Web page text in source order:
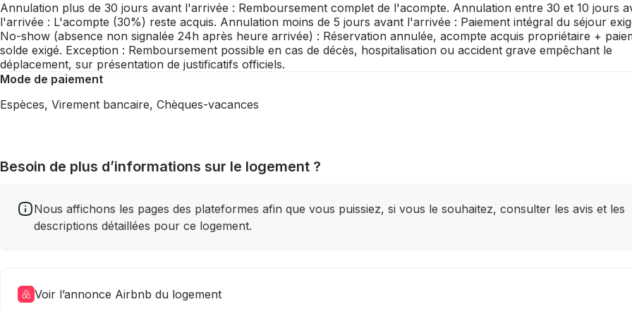
Annulation plus de 30 jours avant l'arrivée : Remboursement complet de l'acompte. Annulation entre 30 et 10 jours
l'arrivée : L'acompte (30%) reste acquis. Annulation moins de 5 jours avant l'arrivée : Paiement intégral du séjour
No-show (absence non signalée 24h après heure arrivée) : Réservation annulée, acompte acquis propriétaire +
solde exigé. Exception : Remboursement possible en cas de décès, hospitalisation ou accident grave empêchant le
déplacement, sur présentation de justificatifs officiels.
Mode de paiement
Espèces, Virement bancaire, Chèques-vacances
Besoin de plus d’informations sur le logement ?
Nous affichons les pages des plateformes afin que vous puissiez, si vous le souhaitez, consulter les avis et les
descriptions détaillées pour ce logement.
Voir l’annonce Airbnb du logement